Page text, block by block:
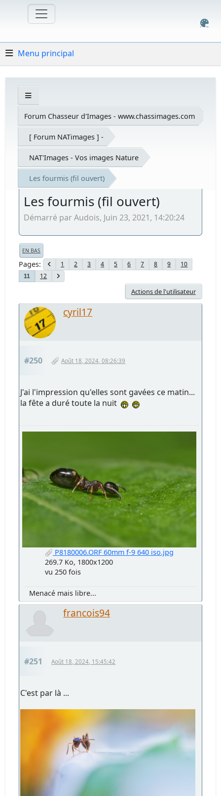
Menu principal
Forum Chasseur d'Images - www.chassimages.com
[ Forum NATimages ] -
NAT'Images - Vos images Nature
Les fourmis (fil ouvert)
Les fourmis (fil ouvert)
Démarré par Audois, Juin 23, 2021, 14:20:24
EN BAS
Pages 1 2 3 4 5 6 7 8 9 10
11 12
Actions de l'utilisateur
cyril17
#250 Août 18, 2024, 08:26:39
J'ai l'impression qu'elles sont gavées ce matin...
la fête a duré toute la nuit
P8180006.ORF 60mm f-9 640 iso.jpg
269.7 Ko, 1800x1200
vu 250 fois
Menacé mais libre...
francois94
#251 Août 18, 2024, 15:45:42
C'est par là ...